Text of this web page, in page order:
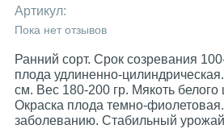
Артикул:
Пока нет отзывов
Ранний сорт. Срок созревания
плода удлиненно-
см. Вес 180-200 гр. Мякоть белого
Окраска плода темно-
заболеванию. Стабильный